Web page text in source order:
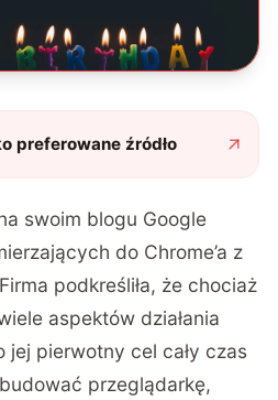
preferowane źródło
swoim blogu Google
do Chrome’a z
podkreśliła, że chociaż
aspektów działania
jej pierwotny cel cały czas
przeglądarkę,